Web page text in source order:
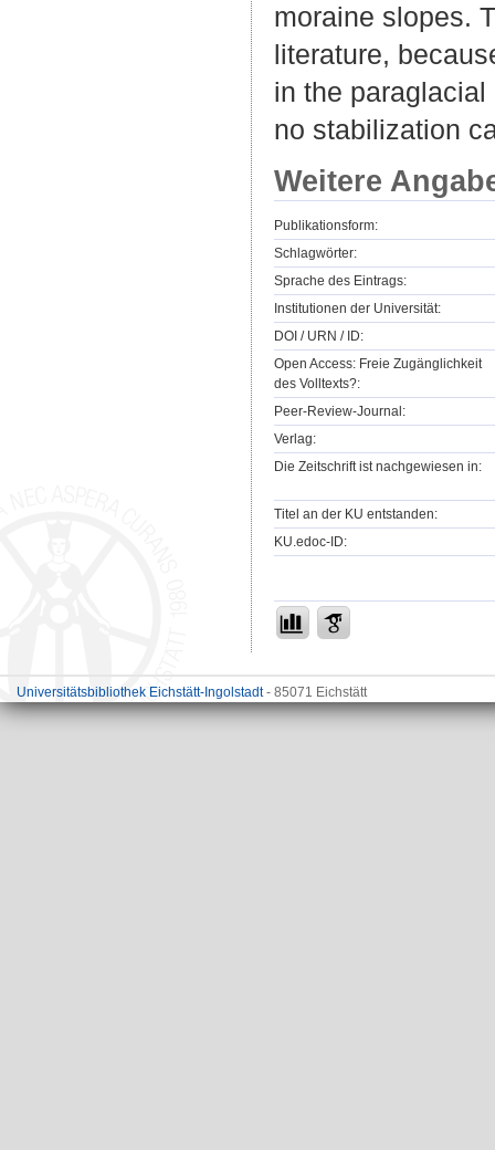
moraine slopes.
literature,
in the
no stabilization
Weitere
Publikationsform:
Schlagwörter:
Sprache des Eintrags:
Institutionen der Universität:
DOI / URN / ID:
Open Access: Freie Zugänglichkeit
des Volltexts?:
Peer-Review-Journal:
Verlag:
Die Zeitschrift ist nachgewiesen in:
Titel an der KU entstanden:
KU.edoc-ID:
Universitätsbibliothek Eichstätt-Ingolstadt- 85071 Eichstätt